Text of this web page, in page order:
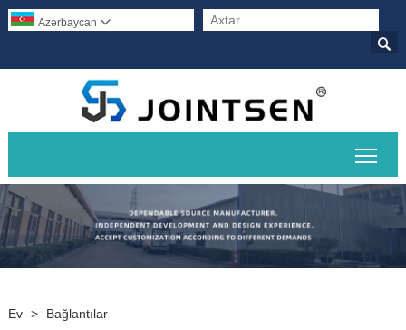

Azərbaycan 
Ev > Bağlantılar